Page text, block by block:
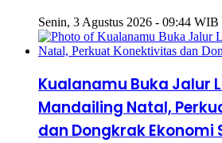
Senin, 3 Agustus 2026 - 09:44 WIB
Kualanamu Buka Jalur
Mandailing Natal,
dan Dongkrak Ekonomi